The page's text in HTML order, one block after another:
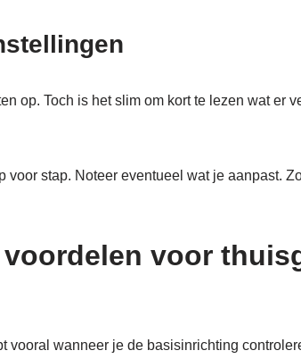
op. Toch is het slim om kort te lezen wat er
voor stap. Noteer eventueel wat je aanpast.
voor
vooral wanneer je de basisinrichting